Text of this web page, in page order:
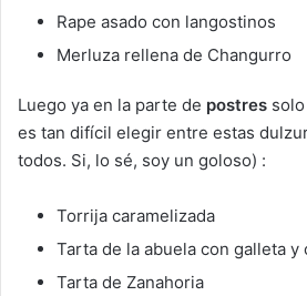
Rape asado con langostinos
Merluza rellena de Changurro
Luego ya en la parte de postres
es tan difícil elegir entre estas
todos. Si, lo sé, soy un goloso) :
Torrija caramelizada
Tarta de la abuela con galleta y
Tarta de Zanahoria